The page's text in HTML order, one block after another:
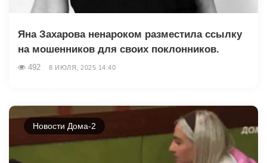
Яна Захарова ненароком разместила ссылку
на мошенников для своих поклонников.
492 8 ИЮЛЯ, 2025 14:40
Новости Дома-2